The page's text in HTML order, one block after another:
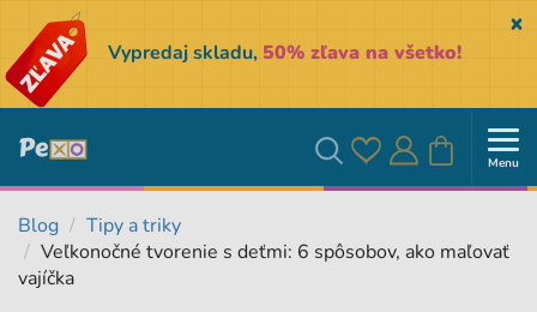
Vypredaj skladu, 50% zľava na všetko!
Vyhľadávanie
Obľúbené
Prihlásiť
sa
Košík Menu
Blog
Tipy a triky
Veľkonočné tvorenie s deťmi: 6 spôsobov, ako maľovať
vajíčka